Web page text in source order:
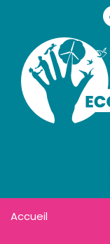
Accueil